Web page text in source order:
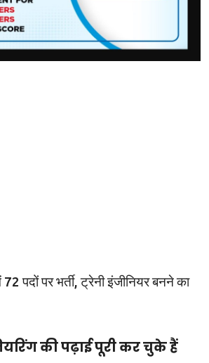
पदों पर भर्ती, ट्रेनी इंजीनियर बनने का
की पढ़ाई पूरी कर चुके हैं